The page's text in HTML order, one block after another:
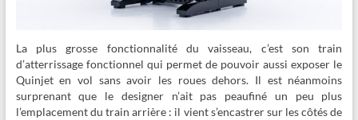
La plus grosse fonctionnalité du vaisseau, c’est son train
d’atterrissage fonctionnel qui permet de pouvoir aussi exposer le
Quinjet en vol sans avoir les roues dehors. Il est néanmoins
surprenant que le designer n’ait pas peaufiné un peu plus
l’emplacement du train arrière : il vient s’encastrer sur les côtés de